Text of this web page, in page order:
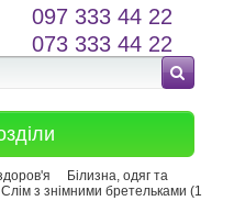
Мова сайту
097 333 44 22
073 333 44 22
Білизна, одяг та
з знімними бретельками (1